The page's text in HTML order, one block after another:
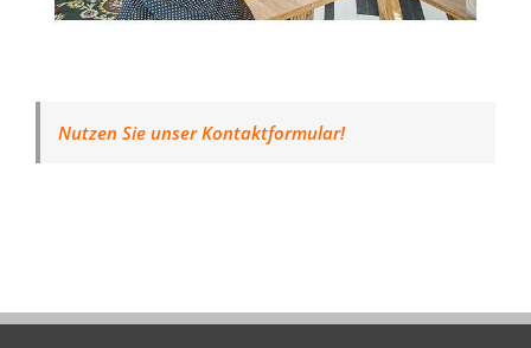
Nutzen Sie unser Kontaktformular!